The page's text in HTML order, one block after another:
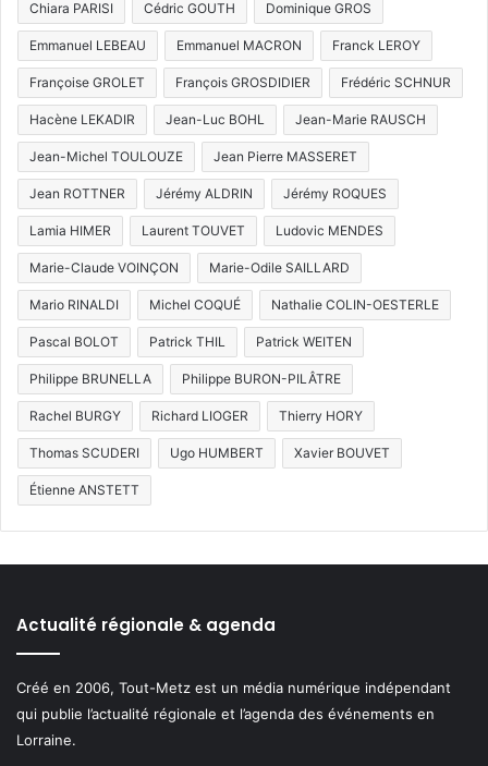
Chiara PARISI Cédric GOUTH Dominique GROS
Emmanuel LEBEAU Emmanuel MACRON Franck LEROY
Françoise GROLET François GROSDIDIER Frédéric SCHNUR
Hacène LEKADIR Jean-Luc BOHL Jean-Marie RAUSCH
Jean-Michel TOULOUZE Jean Pierre MASSERET
Jean ROTTNER Jérémy ALDRIN Jérémy ROQUES
Lamia HIMER Laurent TOUVET Ludovic MENDES
Marie-Claude VOINÇON Marie-Odile SAILLARD
Mario RINALDI Michel COQUÉ Nathalie COLIN-OESTERLE
Pascal BOLOT Patrick THIL Patrick WEITEN
Philippe BRUNELLA Philippe BURON-PILÂTRE
Rachel BURGY Richard LIOGER Thierry HORY
Thomas SCUDERI Ugo HUMBERT Xavier BOUVET
Étienne ANSTETT
Actualité régionale & agenda
Créé en 2006, Tout-Metz est un média numérique indépendant
qui publie l’actualité régionale et l’agenda des événements en
Lorraine.